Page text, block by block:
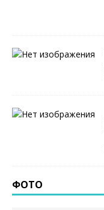
ФОТО